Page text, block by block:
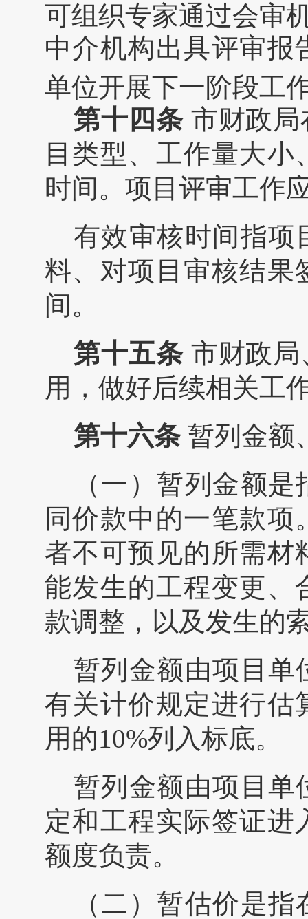
可组织专家通过会审
中介机构出具评审报
单位开展下一阶段工
第十四条 市财政
目类型、工作量大
时间。项目评审工作
有效审核时间指项
料、对项目审核结果
间。
第十五条 市财政
用，做好后续相关工
第十六条 暂列金额
（一）暂列金额
同价款中的一笔款
者不可预见的所需材
能发生的工程变更、
款调整，以及发生的
暂列金额由项目单
有关计价规定进行估
用的10%列入标底。
暂列金额由项目单
定和工程实际签证进
额度负责。
（二）暂估价是